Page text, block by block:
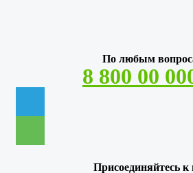
По любым
8 800 00
Присоединяйтесь к